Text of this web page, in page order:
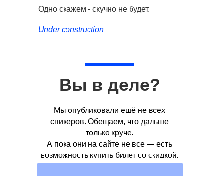
Одно скажем - скучно не будет.
Under construction
Вы в деле?
Мы опубликовали ещё не всех
спикеров. Обещаем, что дальше
только круче.
А пока они на сайте не все — есть
возможность купить билет со скидкой.